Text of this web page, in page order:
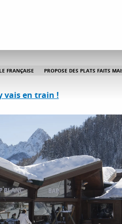
FRANÇAISE PROPOSE DES PLATS FAITS
vais en train !